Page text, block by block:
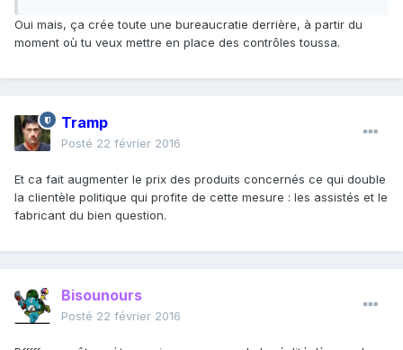
Oui mais, ça crée toute une bureaucratie derrière, à partir du
moment où tu veux mettre en place des contrôles toussa.
Tramp
Posté 22 février 2016
Et ca fait augmenter le prix des produits concernés ce qui double
la clientèle politique qui profite de cette mesure : les assistés et le
fabricant du bien question.
Bisounours
Posté 22 février 2016